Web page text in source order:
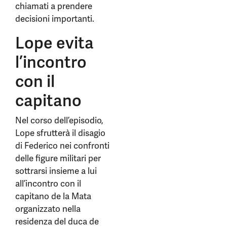
chiamati a prendere
decisioni importanti.
Lope evita
l’incontro
con il
capitano
Nel corso dell’episodio,
Lope sfrutterà il disagio
di Federico nei confronti
delle figure militari per
sottrarsi insieme a lui
all’incontro con il
capitano de la Mata
organizzato nella
residenza del duca de